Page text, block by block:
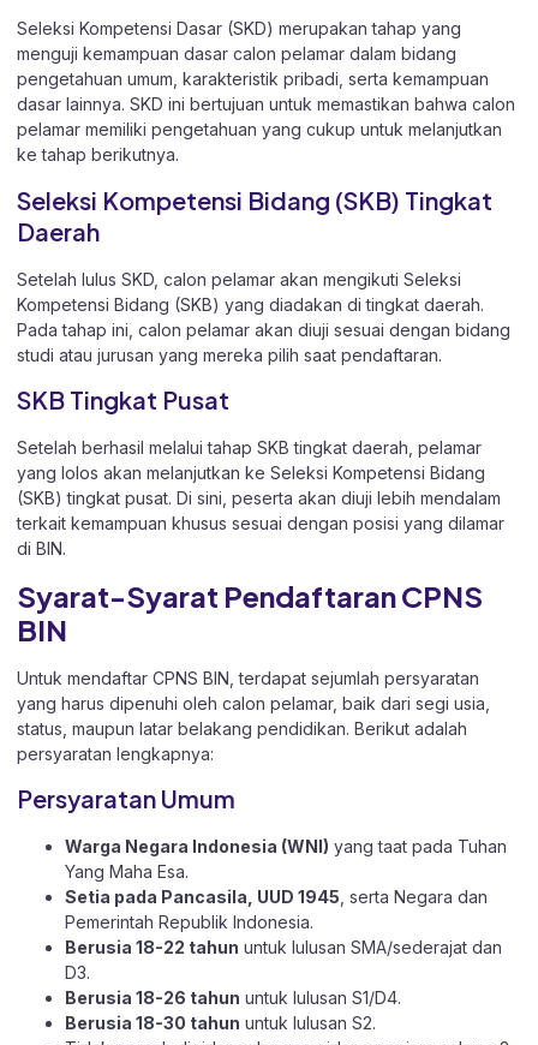
Seleksi Kompetensi Dasar (SKD) merupakan tahap yang
menguji kemampuan dasar calon pelamar dalam bidang
pengetahuan umum, karakteristik pribadi, serta kemampuan
dasar lainnya. SKD ini bertujuan untuk memastikan bahwa calon
pelamar memiliki pengetahuan yang cukup untuk melanjutkan
ke tahap berikutnya.
Seleksi Kompetensi Bidang (SKB) Tingkat
Daerah
Setelah lulus SKD, calon pelamar akan mengikuti Seleksi
Kompetensi Bidang (SKB) yang diadakan di tingkat daerah.
Pada tahap ini, calon pelamar akan diuji sesuai dengan bidang
studi atau jurusan yang mereka pilih saat pendaftaran.
SKB Tingkat Pusat
Setelah berhasil melalui tahap SKB tingkat daerah, pelamar
yang lolos akan melanjutkan ke Seleksi Kompetensi Bidang
(SKB) tingkat pusat. Di sini, peserta akan diuji lebih mendalam
terkait kemampuan khusus sesuai dengan posisi yang dilamar
di BIN.
Syarat-Syarat Pendaftaran CPNS
BIN
Untuk mendaftar CPNS BIN, terdapat sejumlah persyaratan
yang harus dipenuhi oleh calon pelamar, baik dari segi usia,
status, maupun latar belakang pendidikan. Berikut adalah
persyaratan lengkapnya:
Persyaratan Umum
Warga Negara Indonesia (WNI) yang taat pada Tuhan
Yang Maha Esa.
Setia pada Pancasila, UUD 1945 , serta Negara dan
Pemerintah Republik Indonesia.
Berusia 18-22 tahun untuk lulusan SMA/sederajat dan
D3.
Berusia 18-26 tahun untuk lulusan S1/D4.
Berusia 18-30 tahun untuk lulusan S2.